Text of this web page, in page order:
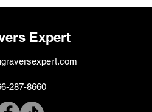
Expert
287-8660